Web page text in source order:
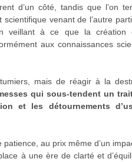
d’un côté, tandis que l’on
venant de l’autre
veillant à ce que la création
aux connaissances
mais de réagir à la
qui sous-tendent un
et les détournements
au prix même d’un
à une ère de clarté et